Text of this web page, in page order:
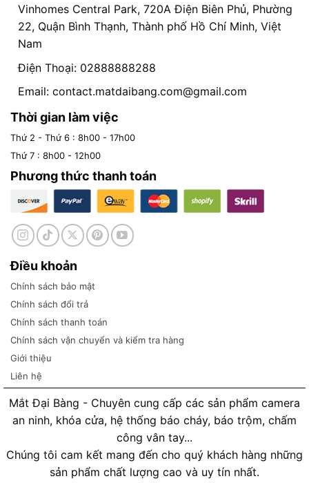
Vinhomes Central Park, 720A Điện Biên Phủ, Phường
22, Quận Bình Thạnh, Thành phố Hồ Chí Minh, Việt
Nam
Điện Thoại: 02888888288
Email: contact.matdaibang.com@gmail.com
Thời gian làm việc
Thứ 2 - Thứ 6 : 8h00 - 17h00
Thứ 7 : 8h00 - 12h00
Phương thức thanh toán
Điều khoản
Chính sách bảo mật
Chính sách đổi trả
Chính sách thanh toán
Chính sách vận chuyển và kiểm tra hàng
Giới thiệu
Liên hệ
Mắt Đại Bàng - Chuyên cung cấp các sản phẩm camera
an ninh, khóa cửa, hệ thống báo cháy, báo trộm, chấm
công vân tay...
Chúng tôi cam kết mang đến cho quý khách hàng những
sản phẩm chất lượng cao và uy tín nhất.